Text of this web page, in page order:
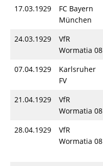
17.03.1929
FC Bayern
München
24.03.1929
VfR
Wormatia 08
07.04.1929
Karlsruher
FV
21.04.1929
VfR
Wormatia 08
28.04.1929
VfR
Wormatia 08